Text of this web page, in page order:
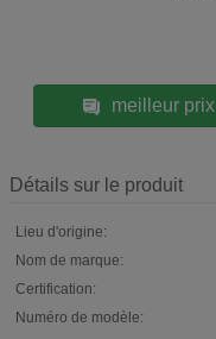
meilleur prix
Détails sur le produit
Lieu d'origine:
Nom de marque:
Certification:
Numéro de modèle: